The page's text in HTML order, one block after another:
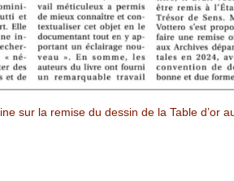
sur la remise du dessin de la Table d’or